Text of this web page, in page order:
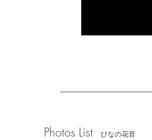
Photos List ひなの花音